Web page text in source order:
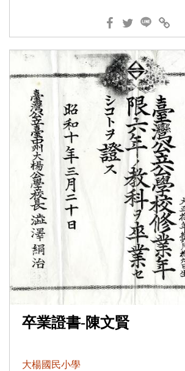
卒業證書-陳文賢
大楊國民小學